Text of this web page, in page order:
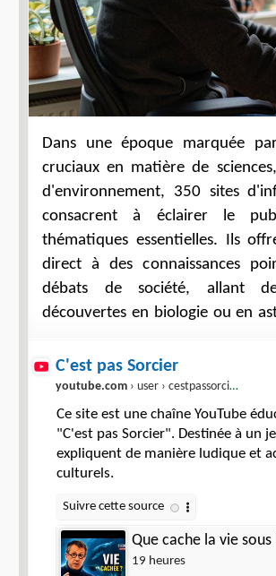
Dans une époque marquée
cruciaux en matière de
d'environnement, 350 sites
consacrent à éclairer le
thématiques essentielles. Ils
direct à des connaissances
débats de société, allant
découvertes en biologie ou en
discussions sur la santé
écologiques. Ces plateformes se
leur rigueur éditoriale et
vulgarisation, permettant à
s'informer et de comprendre
de la science dans notre
C'est pas Sorcier
youtube.com › user › cestpassorcierftv
Ce site est une chaîne YouTube
"C'est pas Sorcier". Destinée à un
expliquent de manière ludique et
culturels.
Que cache la vie sous
19 heures